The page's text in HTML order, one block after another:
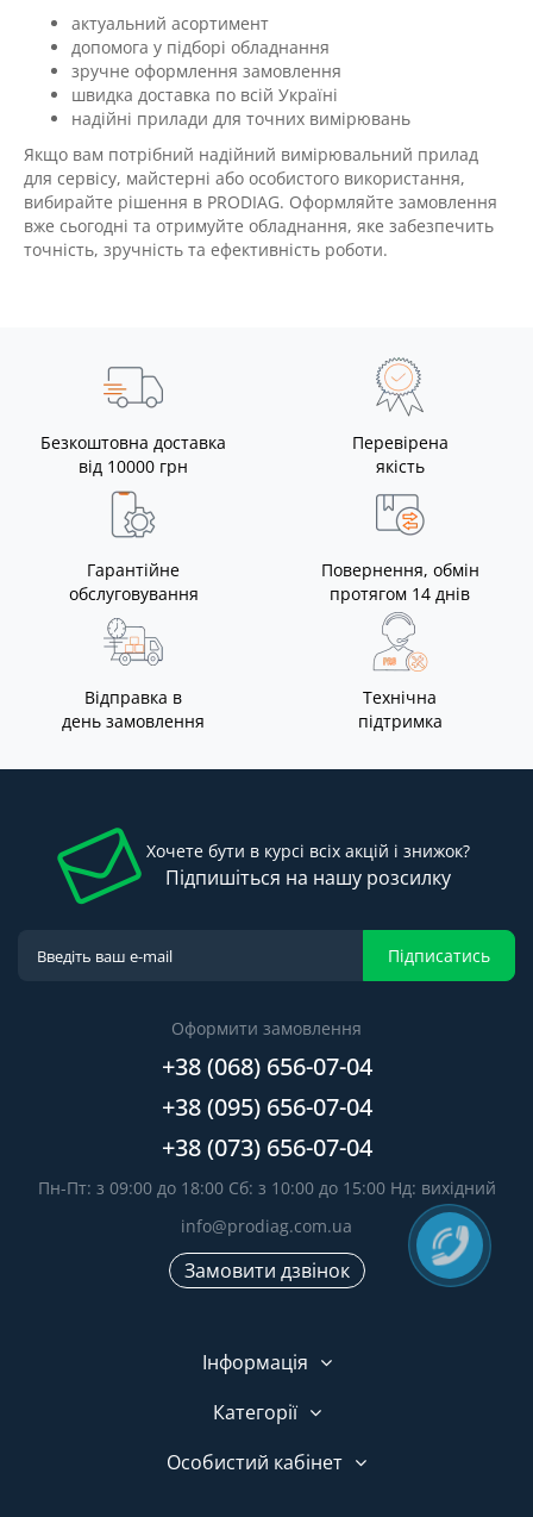
актуальний асортимент
допомога у підборі обладнання
зручне оформлення замовлення
швидка доставка по всій Україні
надійні прилади для точних вимірювань
Якщо вам потрібний надійний вимірювальний прилад
для сервісу, майстерні або особистого використання,
вибирайте рішення в PRODIAG. Оформляйте замовлення
вже сьогодні та отримуйте обладнання, яке забезпечить
точність, зручність та ефективність роботи.
Безкоштовна доставка
від 10000 грн
Перевірена
якість
Гарантійне
обслуговування
Повернення, обмін
протягом 14 днів
Відправка в
день замовлення
Технічна
підтримка
Хочете бути в курсі всіх акцій і знижок?
Підпишіться на нашу розсилку
Підписатись
Оформити замовлення
+38 (068) 656-07-04
+38 (095) 656-07-04
+38 (073) 656-07-04
Пн-Пт: з 09:00 до 18:00 Сб: з 10:00 до 15:00 Нд: вихідний
info@prodiag.com.ua
Замовити дзвінок
Інформація
Категорії
Особистий кабінет